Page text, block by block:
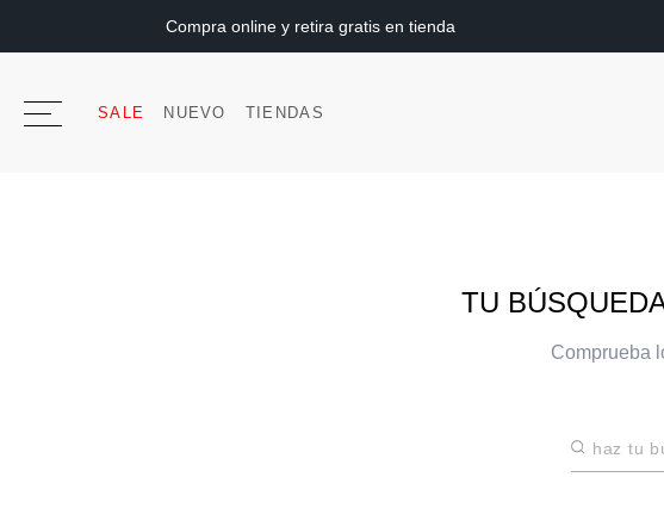
Compra online y retira gratis en tienda
SALE NUEVO TIENDAS
TU
Comprueba
Haz tu